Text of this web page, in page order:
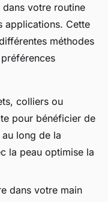
votre routine
applications. Cette
méthodes
colliers ou
pour bénéficier de
long de la
la peau optimise la
dans votre main